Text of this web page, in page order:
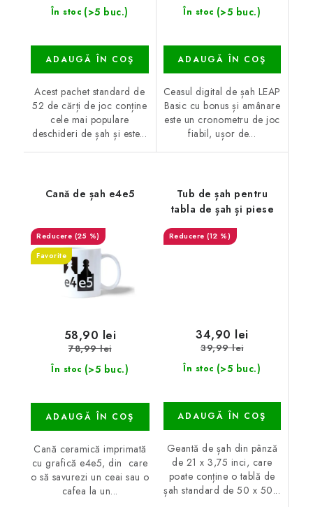
În stoc (>5 buc.)
ADAUGĂ ÎN COŞ
Acest pachet standard de
52 de cărți de joc conține
cele mai populare
deschideri de șah și este...
În stoc (>5 buc.)
ADAUGĂ ÎN COŞ
Ceasul digital de șah LEAP
Basic cu bonus și amânare
este un cronometru de joc
fiabil, ușor de...
Cană de șah e4e5
(25 %)
Favorite
În stoc (>5 buc.)
58,90 lei
78,99 lei
ADAUGĂ ÎN COŞ
Cană ceramică imprimată
cu grafică e4e5, din care
o să savurezi un ceai sau o
cafea la un...
Tub de șah pentru
tabla de șah și piese
(12 %)
În stoc (>5 buc.)
34,90 lei
39,99 lei
ADAUGĂ ÎN COŞ
Geantă de șah din pânză
de 21 x 3,75 inci, care
poate conține o tablă de
șah standard de 50 x 50...